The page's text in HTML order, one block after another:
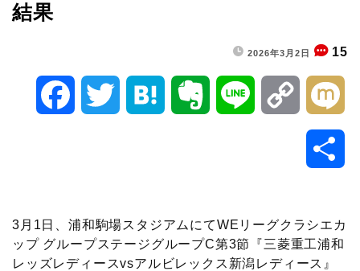
結果
2026年3月2日 15
b n n
o
L
3月1日、浦和駒場スタジアムにてWEリーグクラシエカ
ップ グループステージグループC第3節『三菱重工浦和
レッズレディースvsアルビレックス新潟レディース』